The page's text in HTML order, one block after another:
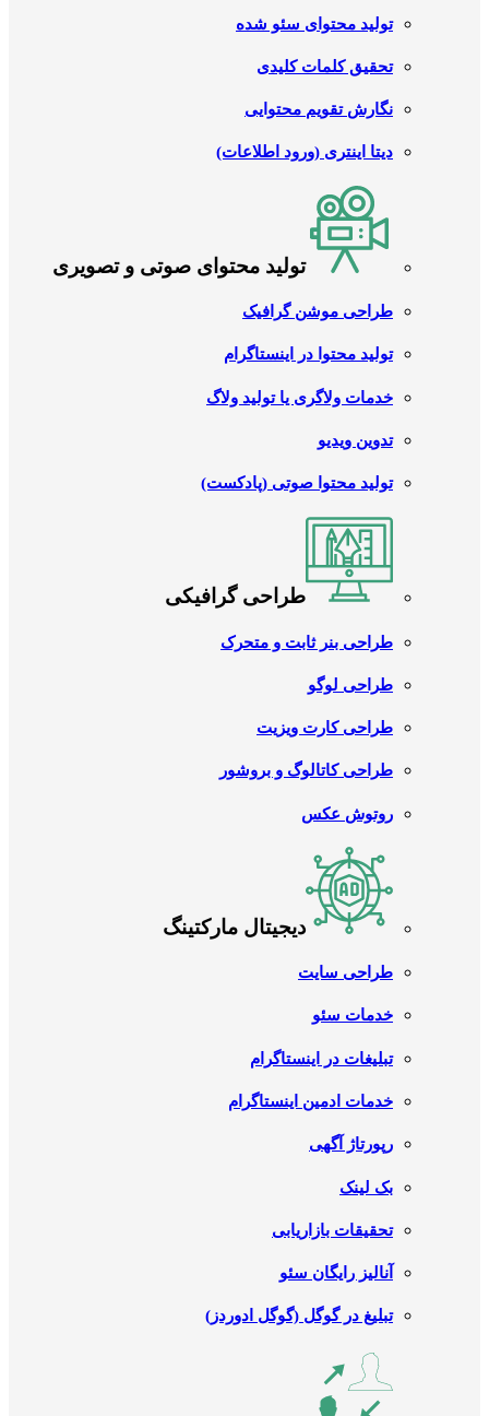
تولید محتوای سئو شده
تحقیق کلمات کلیدی
نگارش تقویم محتوایی
دیتا اینتری (ورود اطلاعات)
تولید محتوای صوتی و تصویری
طراحی موشن گرافیک
تولید محتوا در اینستاگرام
خدمات ولاگری یا تولید ولاگ
تدوین ویدیو
تولید محتوا صوتی (پادکست)
طراحی گرافیکی
طراحی بنر ثابت و متحرک
طراحی لوگو
طراحی کارت ویزیت
طراحی کاتالوگ و بروشور
روتوش عکس
دیجیتال مارکتینگ
طراحی سایت
خدمات سئو
تبلیغات در اینستاگرام
خدمات ادمین اینستاگرام
رپورتاژ آگهی
بک لینک
تحقیقات بازاریابی
آنالیز رایگان سئو
تبلیغ در گوگل (گوگل ادوردز)